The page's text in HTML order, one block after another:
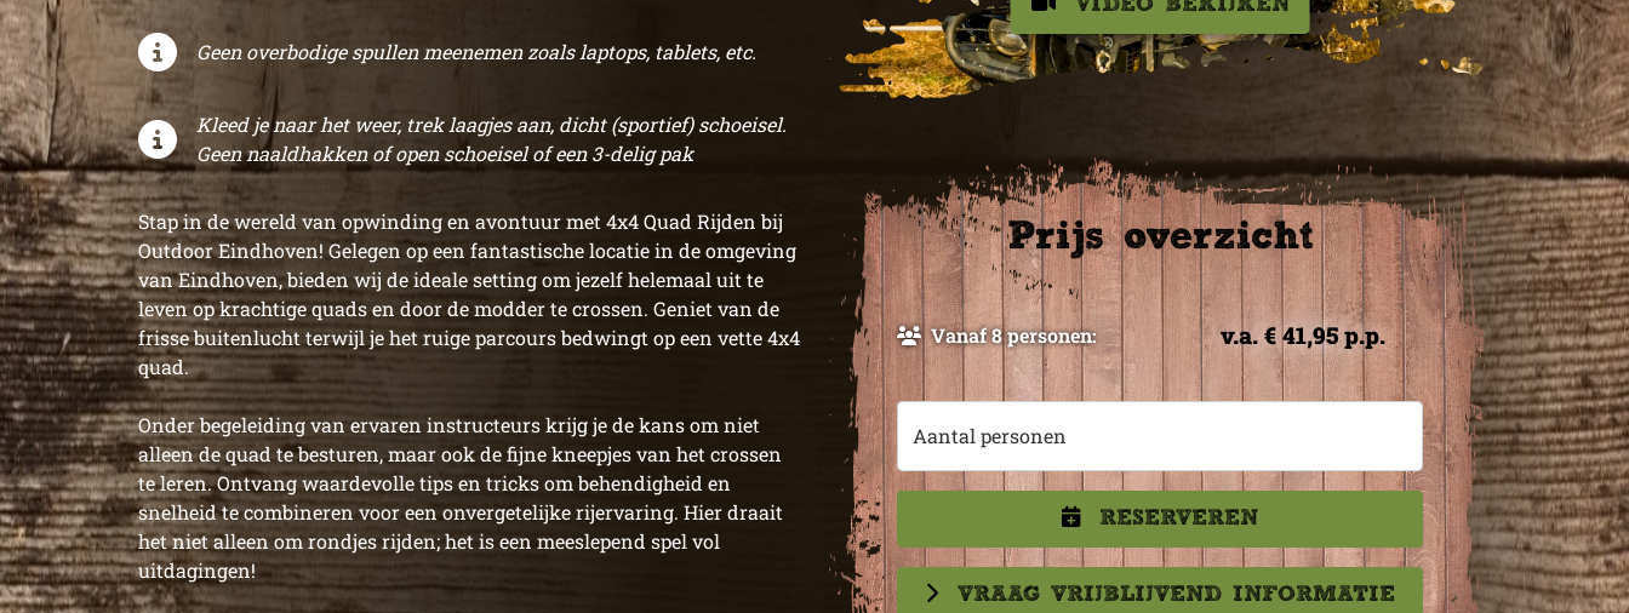
Geen overbodige spullen meenemen zoals laptops, tablets, etc.
Kleed je naar het weer, trek laagjes aan, dicht (sportief) schoeisel.
Geen naaldhakken of open schoeisel of een 3-delig pak
Stap in de wereld van opwinding en avontuur met 4x4 Quad Rijden bij
Outdoor Eindhoven! Gelegen op een fantastische locatie in de omgeving
van Eindhoven, bieden wij de ideale setting om jezelf helemaal uit te
leven op krachtige quads en door de modder te crossen. Geniet van de
frisse buitenlucht terwijl je het ruige parcours bedwingt op een vette 4x4
quad.
Onder begeleiding van ervaren instructeurs krijg je de kans om niet
alleen de quad te besturen, maar ook de fijne kneepjes van het crossen
te leren. Ontvang waardevolle tips en tricks om behendigheid en
snelheid te combineren voor een onvergetelijke rijervaring. Hier draait
het niet alleen om rondjes rijden; het is een meeslepend spel vol
uitdagingen!
VIDEO BEKIJKEN
Prijs overzicht
Vanaf 8 personen: v.a. € 41,95 p.p.
Aantal personen
RESERVEREN
VRAAG VRIJBLIJVEND INFORMATIE